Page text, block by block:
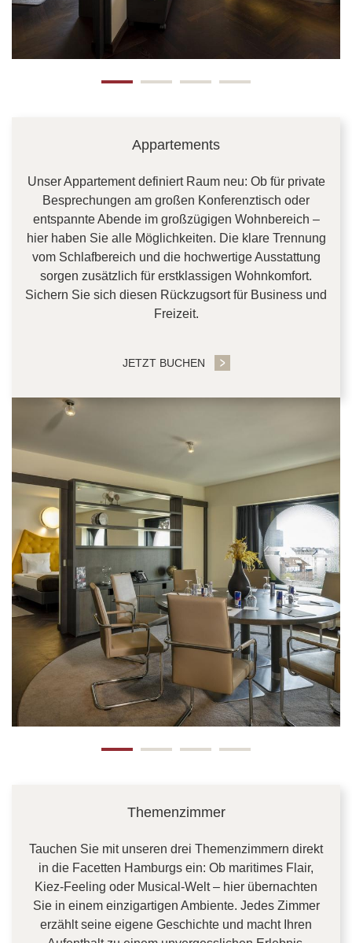
Appartements
Unser Appartement definiert Raum neu: Ob für private
Besprechungen am großen Konferenztisch oder
entspannte Abende im großzügigen Wohnbereich –
hier haben Sie alle Möglichkeiten. Die klare Trennung
vom Schlafbereich und die hochwertige Ausstattung
sorgen zusätzlich für erstklassigen Wohnkomfort.
Sichern Sie sich diesen Rückzugsort für Business und
Freizeit.
JETZT BUCHEN
Themenzimmer
Tauchen Sie mit unseren drei Themenzimmern direkt
in die Facetten Hamburgs ein: Ob maritimes Flair,
Kiez-Feeling oder Musical-Welt – hier übernachten
Sie in einem einzigartigen Ambiente. Jedes Zimmer
erzählt seine eigene Geschichte und macht Ihren